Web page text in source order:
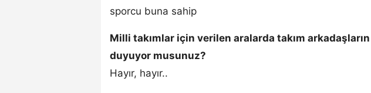
sporcu buna sahip
Milli takımlar için verilen aralarda takım
duyuyor musunuz?
Hayır, hayır..